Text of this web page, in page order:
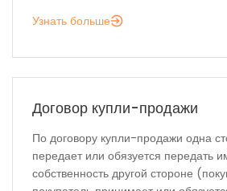
Узнать больше
Договор купли-продажи
По договору купли-продажи одна
передает или обязуется передать
собственность другой стороне